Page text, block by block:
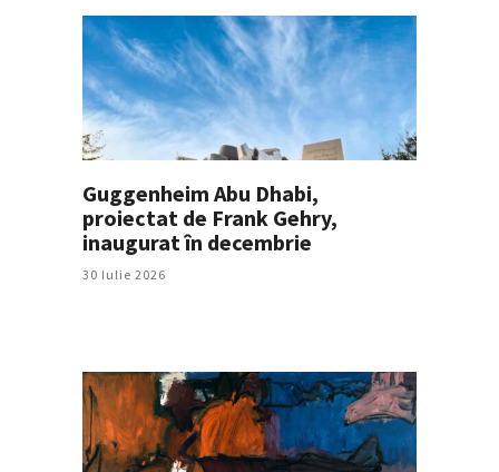
Guggenheim Abu Dhabi,
proiectat de Frank Gehry,
inaugurat în decembrie
30 Iulie 2026